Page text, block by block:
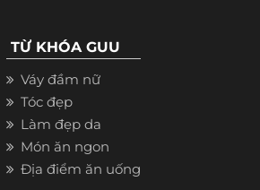
TỪ KHÓA GUU
Váy đầm nữ
Tóc đẹp
Làm đẹp da
Món ăn ngon
Địa điểm ăn uống